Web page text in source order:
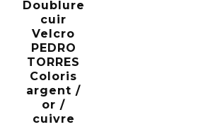
Doublure
cuir
Velcro
PEDRO
TORRES
Coloris
argent /
or /
cuivre